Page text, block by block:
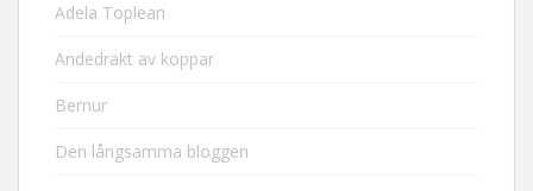
Adela Toplean
Andedräkt av koppar
Bernur
Den långsamma bloggen